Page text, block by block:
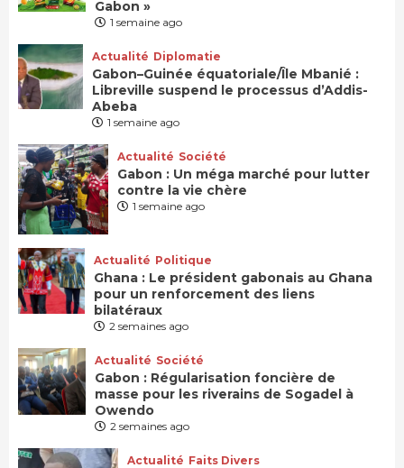
Gabon »
1 semaine ago
Actualité Diplomatie
Gabon–Guinée équatoriale/Île Mbanié :
Libreville suspend le processus d’Addis-
Abeba
1 semaine ago
Actualité Société
Gabon : Un méga marché pour lutter
contre la vie chère
1 semaine ago
Actualité Politique
Ghana : Le président gabonais au Ghana
pour un renforcement des liens
bilatéraux
2 semaines ago
Actualité Société
Gabon : Régularisation foncière de
masse pour les riverains de Sogadel à
Owendo
2 semaines ago
Actualité Faits Divers